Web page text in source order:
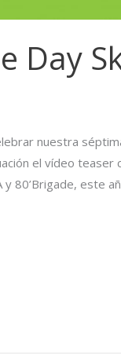
Day
nuestra
el vídeo
y 80’Brigade, este